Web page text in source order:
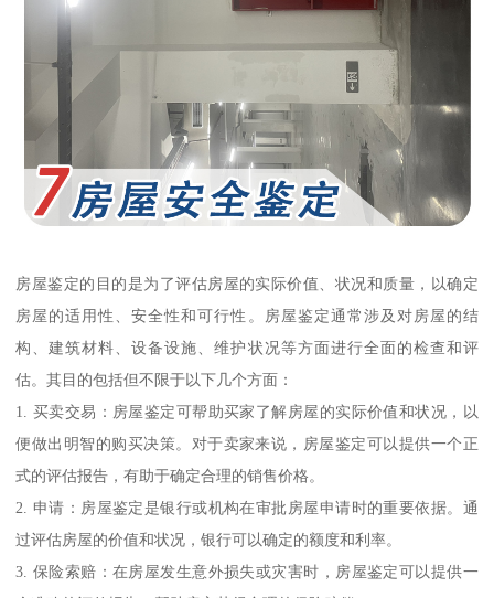
房屋鉴定的目的是为了评估房屋的实际价值、状况和质量，以确定
房屋的适用性、安全性和可行性。房屋鉴定通常涉及对房屋的结
构、建筑材料、设备设施、维护状况等方面进行全面的检查和评
估。其目的包括但不限于以下几个方面：
1. 买卖交易：房屋鉴定可帮助买家了解房屋的实际价值和状况，以
便做出明智的购买决策。对于卖家来说，房屋鉴定可以提供一个正
式的评估报告，有助于确定合理的销售价格。
2. 申请：房屋鉴定是银行或机构在审批房屋申请时的重要依据。通
过评估房屋的价值和状况，银行可以确定的额度和利率。
3. 保险索赔：在房屋发生意外损失或灾害时，房屋鉴定可以提供一